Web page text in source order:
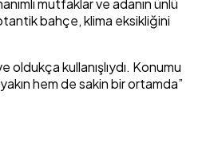
mutfaklar ve adanın ünlü
bahçe, klima eksikliğini
kullanışlıydı. Konumu
hem de sakin bir ortamda”